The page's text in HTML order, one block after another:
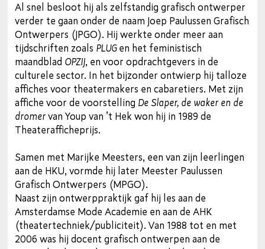
Al snel besloot hij als zelfstandig grafisch ontwerper
verder te gaan onder de naam Joep Paulussen Grafisch
Ontwerpers (JPGO). Hij werkte onder meer aan
tijdschriften zoals PLUGen het feministisch
maandblad OPZIJ, en voor opdrachtgevers in de
culturele sector. In het bijzonder ontwierp hij talloze
affiches voor theatermakers en cabaretiers. Met zijn
affiche voor de voorstelling De Slaper, de waker en de
dromervan Youp van ’t Hek won hij in 1989 de
Theaterafficheprijs.
Samen met Marijke Meesters, een van zijn leerlingen
aan de HKU, vormde hij later Meester Paulussen
Grafisch Ontwerpers (MPGO).
Naast zijn ontwerppraktijk gaf hij les aan de
Amsterdamse Mode Academie en aan de AHK
(theatertechniek/publiciteit). Van 1988 tot en met
2006 was hij docent grafisch ontwerpen aan de